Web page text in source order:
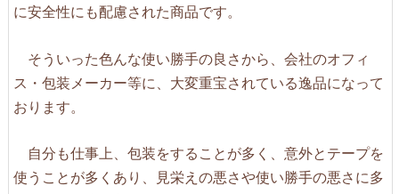
に安全性にも配慮された商品です。
そういった色んな使い勝手の良さから、会社のオフィ
ス・包装メーカー等に、大変重宝されている逸品になって
おります。
自分も仕事上、包装をすることが多く、意外とテープを
使うことが多くあり、見栄えの悪さや使い勝手の悪さに多